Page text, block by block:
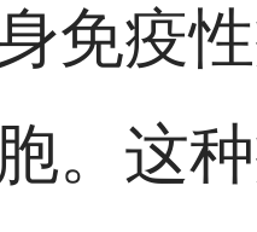
免疫
。这